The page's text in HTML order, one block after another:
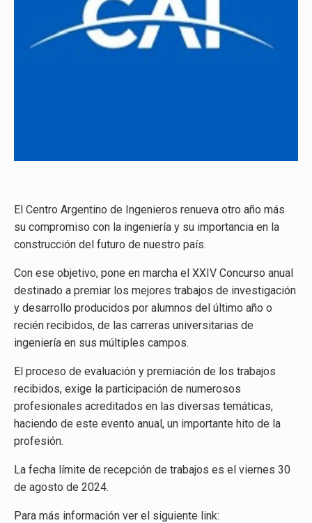
El Centro Argentino de Ingenieros renueva otro año más
su compromiso con la ingeniería y su importancia en la
construcción del futuro de nuestro país.
Con ese objetivo, pone en marcha el XXIV Concurso anual
destinado a premiar los mejores trabajos de investigación
y desarrollo producidos por alumnos del último año o
recién recibidos, de las carreras universitarias de
ingeniería en sus múltiples campos.
El proceso de evaluación y premiación de los trabajos
recibidos, exige la participación de numerosos
profesionales acreditados en las diversas temáticas,
haciendo de este evento anual, un importante hito de la
profesión.
La fecha límite de recepción de trabajos es el viernes 30
de agosto de 2024.
Para más información ver el siguiente link: